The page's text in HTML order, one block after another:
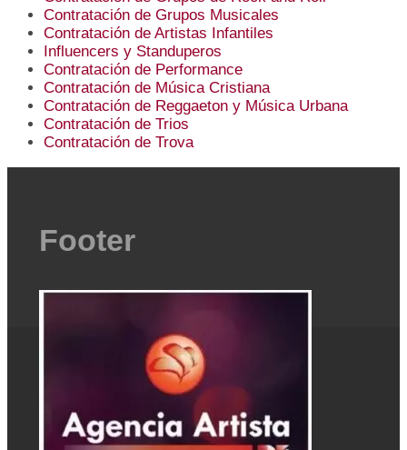
Contratación de Grupos Musicales
Contratación de Artistas Infantiles
Influencers y Standuperos
Contratación de Performance
Contratación de Música Cristiana
Contratación de Reggaeton y Música Urbana
Contratación de Trios
Contratación de Trova
Footer